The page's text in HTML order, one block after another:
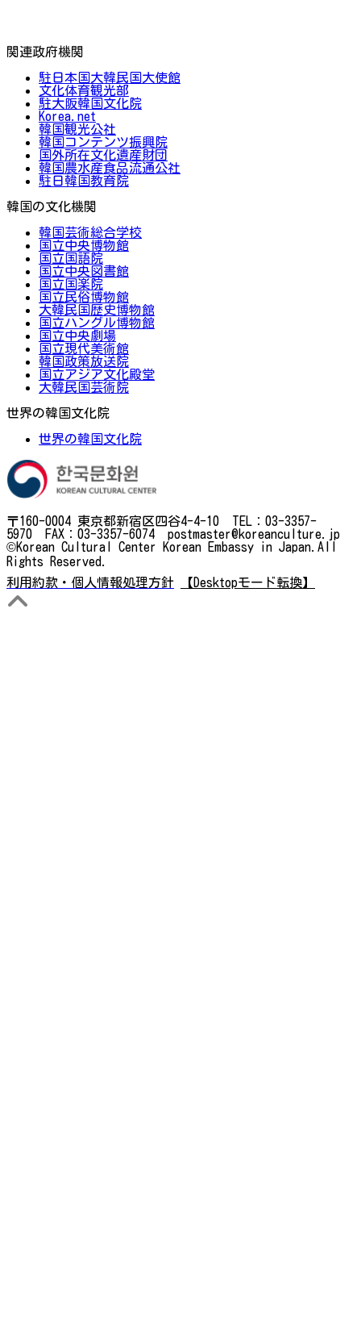
関連政府機関
駐日本国大韓民国大使館
文化体育観光部
駐大阪韓国文化院
Korea.net
韓国観光公社
韓国コンテンツ振興院
国外所在文化遺産財団
韓国農水産食品流通公社
駐日韓国教育院
韓国の文化機関
韓国芸術総合学校
国立中央博物館
国立国語院
国立中央図書館
国立国楽院
国立民俗博物館
大韓民国歴史博物館
国立ハングル博物館
国立中央劇場
国立現代美術館
韓国政策放送院
国立アジア文化殿堂
大韓民国芸術院
世界の韓国文化院
世界の韓国文化院
〒160-0004 東京都新宿区四谷4-4-10 TEL：03-3357-
5970 FAX：03-3357-6074 postmaster@koreanculture.jp
©Korean Cultural Center Korean Embassy in Japan.All
Rights Reserved.
利用約款・個人情報処理方針
【Desktopモード転換】